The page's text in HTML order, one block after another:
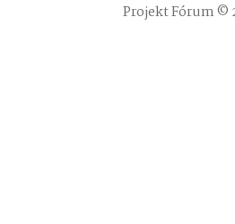
Projekt Fórum ©